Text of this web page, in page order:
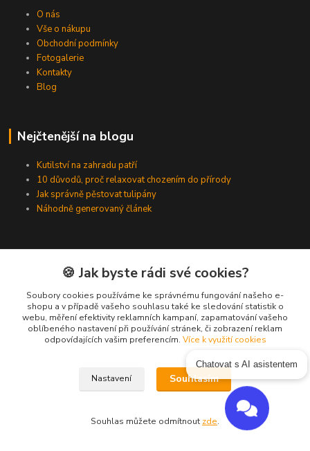
O nás
Vše o nákupu
Obchodní podmínky
Fotogalerie
Kontakty
Blog
Nejčtenější na blogu
Kutilství na zahradu patří
10 důvodů, proč relaxovat chozením do přírody
Jak správně pěstovat tulipány
Náhodně generovaný článek
České Budějovice, 370 01
+420 333 222 111
🍪 Jak byste rádi své cookies?
Soubory cookies používáme ke správnému fungování našeho e-
shopu a v případě vašeho souhlasu také ke sledování statistik o
webu, měření efektivity reklamních kampaní, zapamatování vašeho
oblíbeného nastavení při používání stránek, či zobrazení reklam
odpovídajících vašim preferencím. Více k využití cookies
Nastavení Souhlasím
Souhlas můžete odmítnout zde.